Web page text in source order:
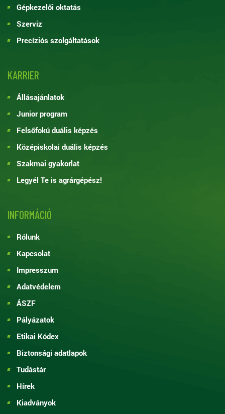
Gépkezelői oktatás
Szerviz
Precíziós szolgáltatások
KARRIER
Állásajánlatok
Junior program
Felsőfokú duális képzés
Középiskolai duális képzés
Szakmai gyakorlat
Legyél Te is agrárgépész!
INFORMÁCIÓ
Rólunk
Kapcsolat
Impresszum
Adatvédelem
ÁSZF
Pályázatok
Etikai Kódex
Biztonsági adatlapok
Tudástár
Hírek
Kiadványok